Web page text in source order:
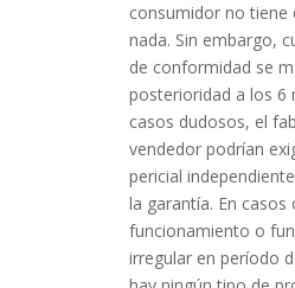
consumidor no tiene
nada. Sin embargo,
de conformidad se
posterioridad a los 6
casos dudosos, el
vendedor podrían
pericial
la garantía. En casos
funcionamiento o
irregular en período